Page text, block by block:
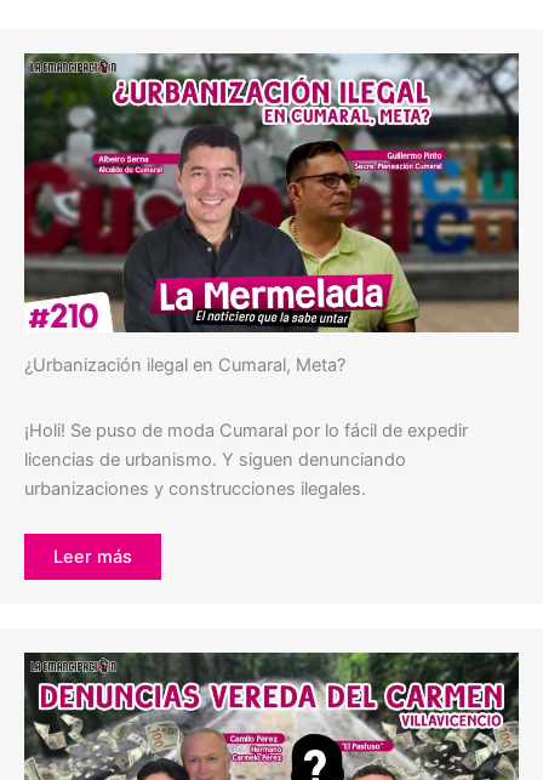
¿Urbanización ilegal en Cumaral, Meta?
¡Holi! Se puso de moda Cumaral por lo fácil de expedir
licencias de urbanismo. Y siguen denunciando
urbanizaciones y construcciones ilegales.
Leer más